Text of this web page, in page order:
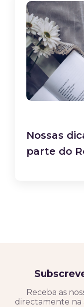
Nossas
parte do
Receba as
directamente na